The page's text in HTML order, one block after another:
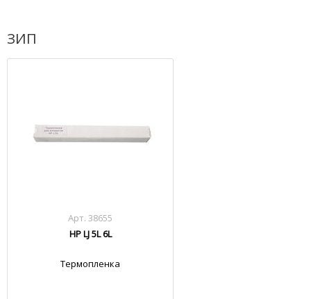
ЗИП
Арт. 38655
HP LJ 5L 6L
Термопленка